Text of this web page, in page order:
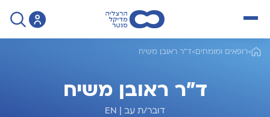
>רופאים ומומחים>ד"ר ראובן משיח
ד"ר ראובן משיח
דובר/ת עב |
EN